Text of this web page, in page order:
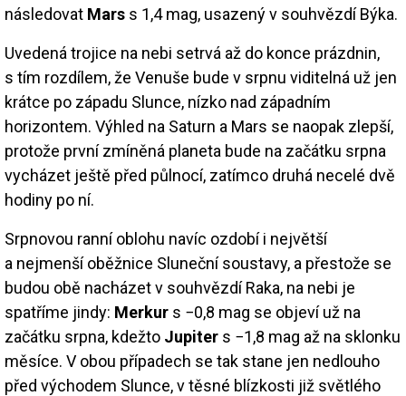
následovat Mars s 1,4 mag, usazený v souhvězdí Býka.
Uvedená trojice na nebi setrvá až do konce prázdnin,
s tím rozdílem, že Venuše bude v srpnu viditelná už jen
krátce po západu Slunce, nízko nad západním
horizontem. Výhled na Saturn a Mars se naopak zlepší,
protože první zmíněná planeta bude na začátku srpna
vycházet ještě před půlnocí, zatímco druhá necelé dvě
hodiny po ní.
Srpnovou ranní oblohu navíc ozdobí i největší
a nejmenší oběžnice Sluneční soustavy, a přestože se
budou obě nacházet v souhvězdí Raka, na nebi je
spatříme jindy: Merkur s −0,8 mag se objeví už na
začátku srpna, kdežto Jupiter s −1,8 mag až na sklonku
měsíce. V obou případech se tak stane jen nedlouho
před východem Slunce, v těsné blízkosti již světlého